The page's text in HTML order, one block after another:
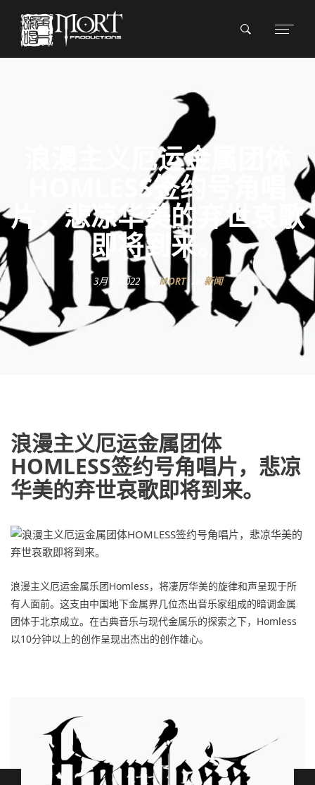
浪漫主义厄运金属团体
HOMLESS签约号角唱
片，悲凉华美的弃世哀歌
即将到来。
3月 6, 2022 MORT In 新闻
浪漫主义厄运金属团体
HOMLESS签约号角唱片，悲凉
华美的弃世哀歌即将到来。
浪漫主义厄运金属乐团Homless，将凄厉华美的旋律和声呈现于所
有人面前。这支由中国地下金属界几位杰出音乐家组成的暗调金属
团体于北京成立。在古典音乐与现代金属乐的探索之下，Homless
以10分钟以上的创作呈现出杰出的创作雄心。